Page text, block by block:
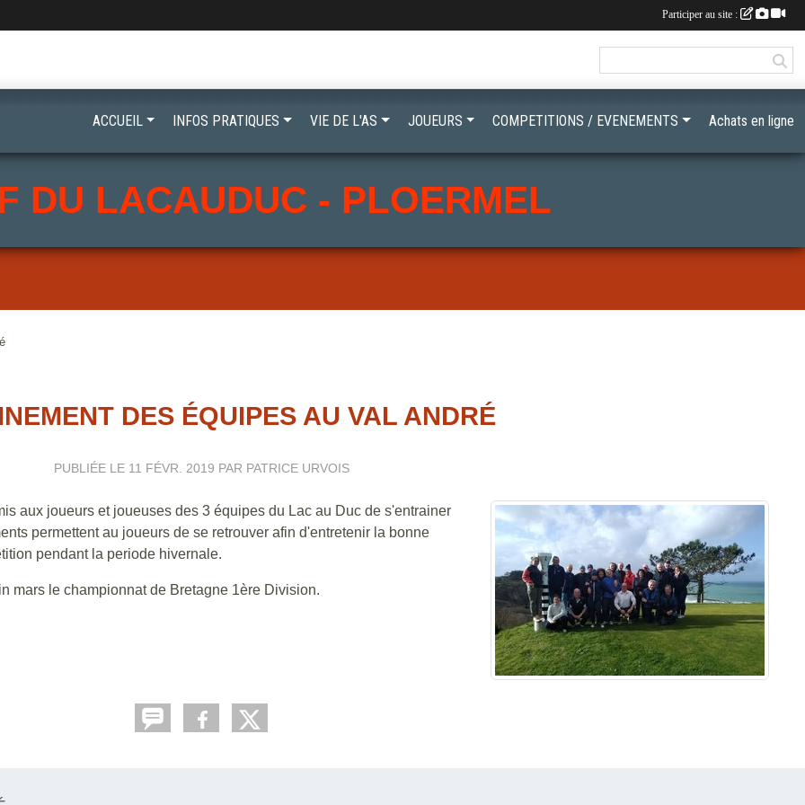
DU LACAUDUC - PLOERMEL
DES ÉQUIPES AU VAL ANDRÉ
PUBLIÉE LE 11 FÉVR. 2019 PAR PATRICE URVOIS
aux joueurs et joueuses des 3 équipes du Lac au Duc de s'entrainer
permettent au joueurs de se retrouver afin d'entretenir la bonne
pendant la periode hivernale.
mars le championnat de Bretagne 1ère Division.
ACCUEIL INFOS PRATIQUES VIE DE L'AS JOUEURS COMPETITIONS / EVENEMENTS Achats en ligne
Participer au site :